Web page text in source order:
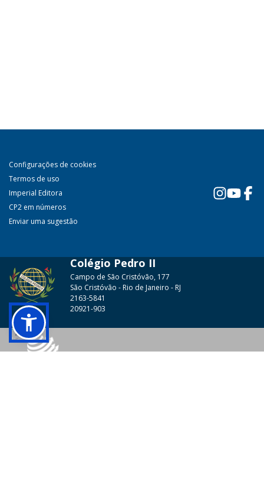
Configurações de cookies
Termos de uso
Imperial Editora
CP2 em números
Enviar uma sugestão
Colégio Pedro II
Campo de São Cristóvão, 177
São Cristóvão - Rio de Janeiro - RJ
2163-5841
20921-903